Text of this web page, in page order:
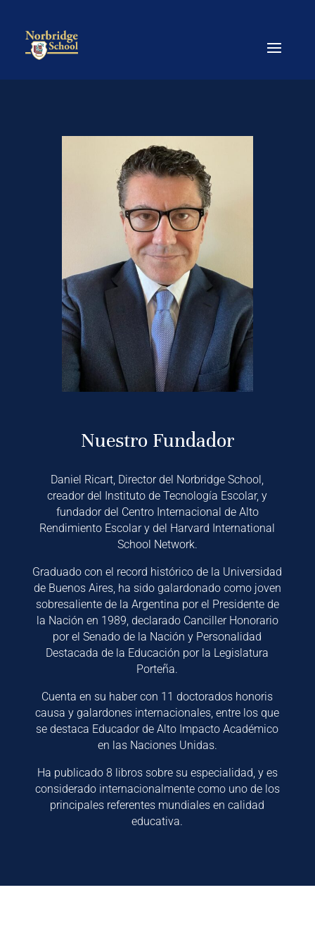
Nuestro Fundador
Daniel Ricart, Director del Norbridge School,
creador del Instituto de Tecnología Escolar, y
fundador del Centro Internacional de Alto
Rendimiento Escolar y del Harvard International
School Network.
Graduado con el record histórico de la Universidad
de Buenos Aires, ha sido galardonado como joven
sobresaliente de la Argentina por el Presidente de
la Nación en 1989, declarado Canciller Honorario
por el Senado de la Nación y Personalidad
Destacada de la Educación por la Legislatura
Porteña.
Cuenta en su haber con 11 doctorados honoris
causa y galardones internacionales, entre los que
se destaca Educador de Alto Impacto Académico
en las Naciones Unidas.
Ha publicado 8 libros sobre su especialidad, y es
considerado internacionalmente como uno de los
principales referentes mundiales en calidad
educativa.